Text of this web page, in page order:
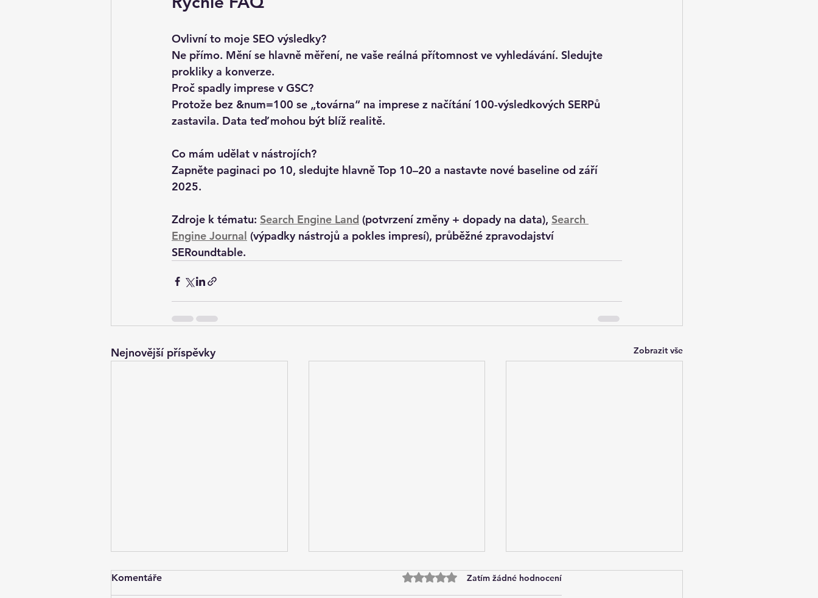
Ovlivní to moje SEO výsledky?
Ne přímo. Mění se hlavně měření, ne vaše reálná přítomnost ve vyhledávání. Sledujte
prokliky a konverze.
Proč spadly imprese v GSC?
Protože bez &num=100 se „továrna“ na imprese z načítání 100-výsledkových SERPů
zastavila. Data teď mohou být blíž realitě.
Co mám udělat v nástrojích?
Zapněte paginaci po 10, sledujte hlavně Top 10–20 a nastavte nové baseline od září
2025.
Zdroje k tématu: Search Engine Land (potvrzení změny + dopady na data), Search
Engine Journal (výpadky nástrojů a pokles impresí), průběžné zpravodajství
SERoundtable.
Nejnovější příspěvky Zobrazit vše
Komentáře Hodnoceno 0 z 5 hvězdiček.
Zatím žádné hodnocení